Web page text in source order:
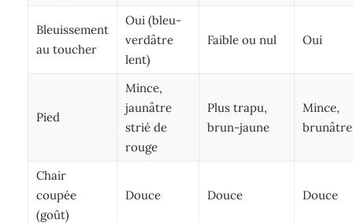
Bleuissement
au toucher
Oui (bleu-
verdâtre
lent)
Faible ou nul Oui
Pied
Mince,
jaunâtre
strié de
rouge
Plus trapu,
brun-jaune
Mince,
brunâtre
Chair
coupée
(goût)
Douce Douce Douce